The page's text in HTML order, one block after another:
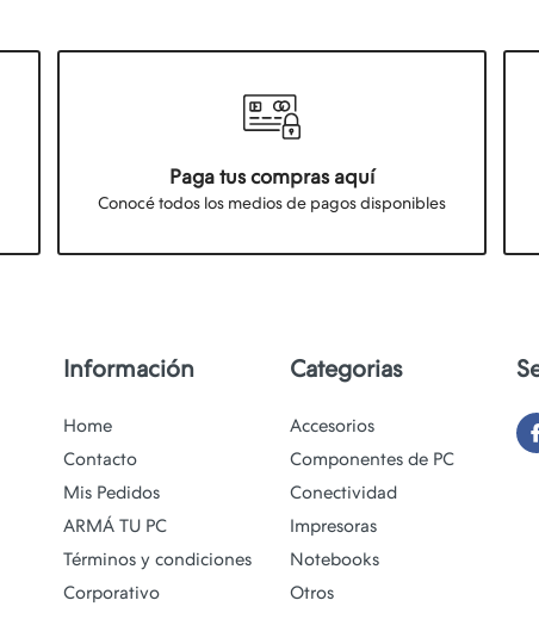
Paga tus compras aquí
Conocé todos los medios de pagos disponibles
Información
Home
Contacto
Mis Pedidos
ARMÁ TU PC
Términos y condiciones
Corporativo
Categorias
Accesorios
Componentes de PC
Conectividad
Impresoras
Notebooks
Otros